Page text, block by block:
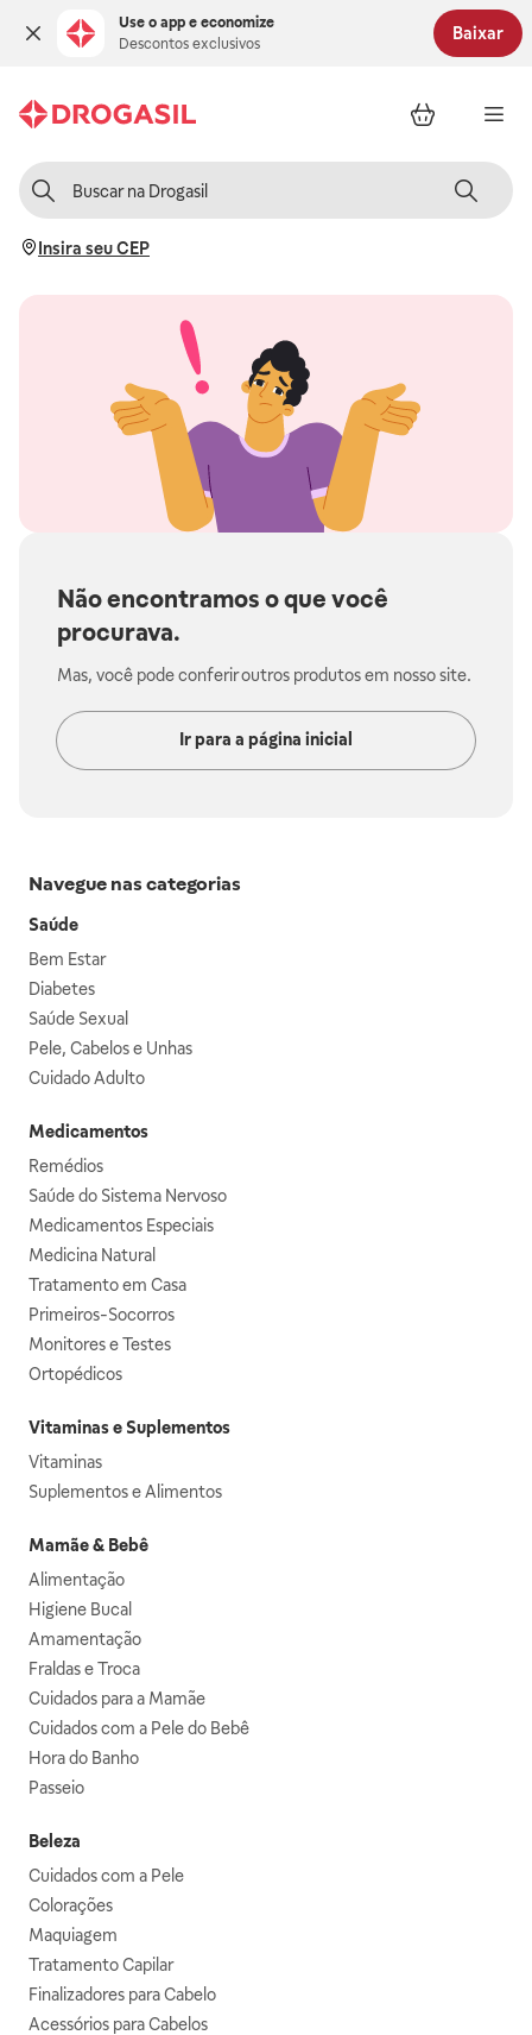
Use o app e economize
Descontos exclusivos
Baixar
Insira seu CEP
Não encontramos o que você
procurava.
Mas, você pode conferir outros produtos em nosso site.
Ir para a página inicial
Navegue nas categorias
Saúde
Bem Estar
Diabetes
Saúde Sexual
Pele, Cabelos e Unhas
Cuidado Adulto
Medicamentos
Remédios
Saúde do Sistema Nervoso
Medicamentos Especiais
Medicina Natural
Tratamento em Casa
Primeiros-Socorros
Monitores e Testes
Ortopédicos
Vitaminas e Suplementos
Vitaminas
Suplementos e Alimentos
Mamãe & Bebê
Alimentação
Higiene Bucal
Amamentação
Fraldas e Troca
Cuidados para a Mamãe
Cuidados com a Pele do Bebê
Hora do Banho
Passeio
Beleza
Cuidados com a Pele
Colorações
Maquiagem
Tratamento Capilar
Finalizadores para Cabelo
Acessórios para Cabelos